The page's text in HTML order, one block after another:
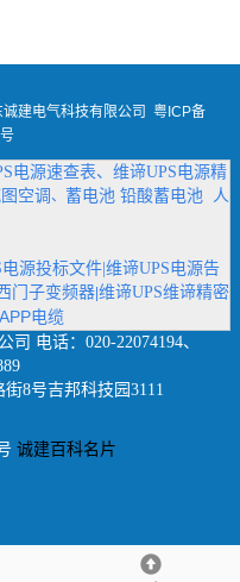
建电气科技有限公司 粤ICP备
电源速查表、 维谛UPS电源精
空调、 蓄电池 铅酸蓄电池 人
电源投标文件 维谛UPS电源告
门子变频器 维谛UPS维谛精密
电缆
司 电话：020-22074194、
8号吉邦科技园3111
诚建百科名片